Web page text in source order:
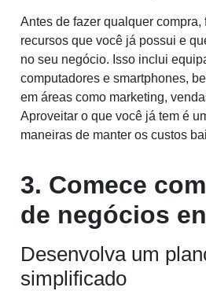
Antes de fazer qualquer
recursos que você já possui e
no seu negócio. Isso inclui
computadores e smartphones,
em áreas como marketing,
Aproveitar o que você já tem é
maneiras de manter os custos
3. Comece
de negócios
Desenvolva um
simplificado